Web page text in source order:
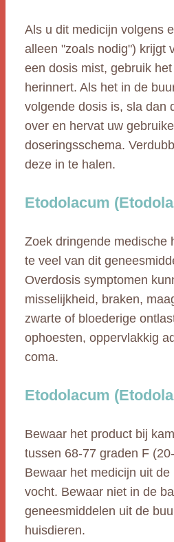
Als u dit medicijn volgens
alleen "zoals nodig") krijgt
een dosis mist, gebruik
herinnert. Als het in de
volgende dosis is, sla dan
over en hervat uw
doseringsschema.
deze in te halen.
Etodolacum
Zoek dringende medische
te veel van dit
Overdosis symptomen
misselijkheid, braken,
zwarte of bloederige
ophoesten, oppervlakkig
coma.
Etodolacum
Bewaar het product bij
tussen 68-77 graden F
Bewaar het medicijn uit
vocht. Bewaar niet in de
geneesmiddelen uit de
huisdieren.